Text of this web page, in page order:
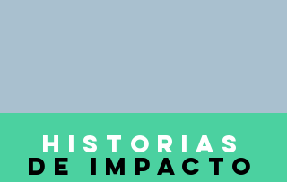
HISTORIAS
DE IMPACTO